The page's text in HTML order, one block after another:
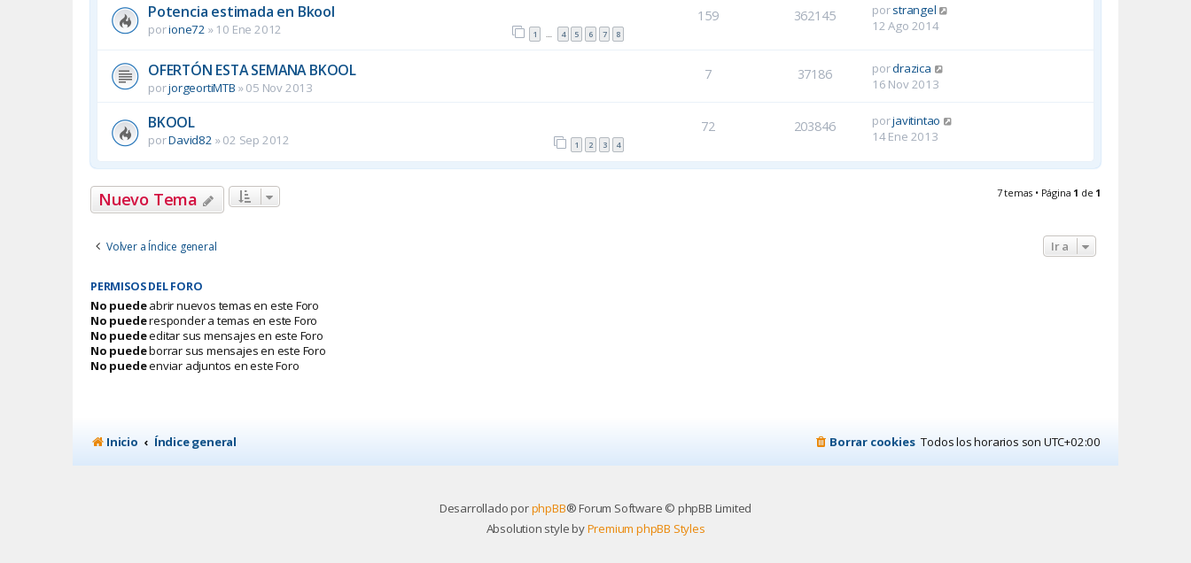
Potencia estimada en Bkool
porione72 » 10 Ene 2012 1 … 4 5 6 7 8
159 362145 porstrangel
12 Ago 2014
OFERTÓN ESTA SEMANA BKOOL
porjorgeortiMTB »05 Nov 2013
7 37186 pordrazica
16 Nov 2013
BKOOL
porDavid82 »02 Sep 2012 1 2 3 4
72 203846 porjavitintao
14 Ene 2013
Nuevo Tema 7 temas • Página 1 de 1
Volver a Índice general Ir a
PERMISOS DEL FORO
No puedeabrir nuevos temas en este Foro
No puederesponder a temas en este Foro
No puedeeditar sus mensajes en este Foro
No puedeborrar sus mensajes en este Foro
No puedeenviar adjuntos en este Foro
Inicio Índice general Todos los horarios son UTC+02:00
Borrar cookies
Desarrollado porphpBB® Forum Software © phpBB Limited
Absolution style byPremium phpBB Styles